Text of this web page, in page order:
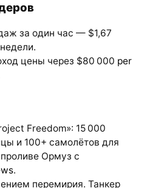
за один час — $1,67
цены через $80 000 per
Freedom»: 15 000
и 100+ самолётов для
Ормуз с
.
перемирия. Танкер